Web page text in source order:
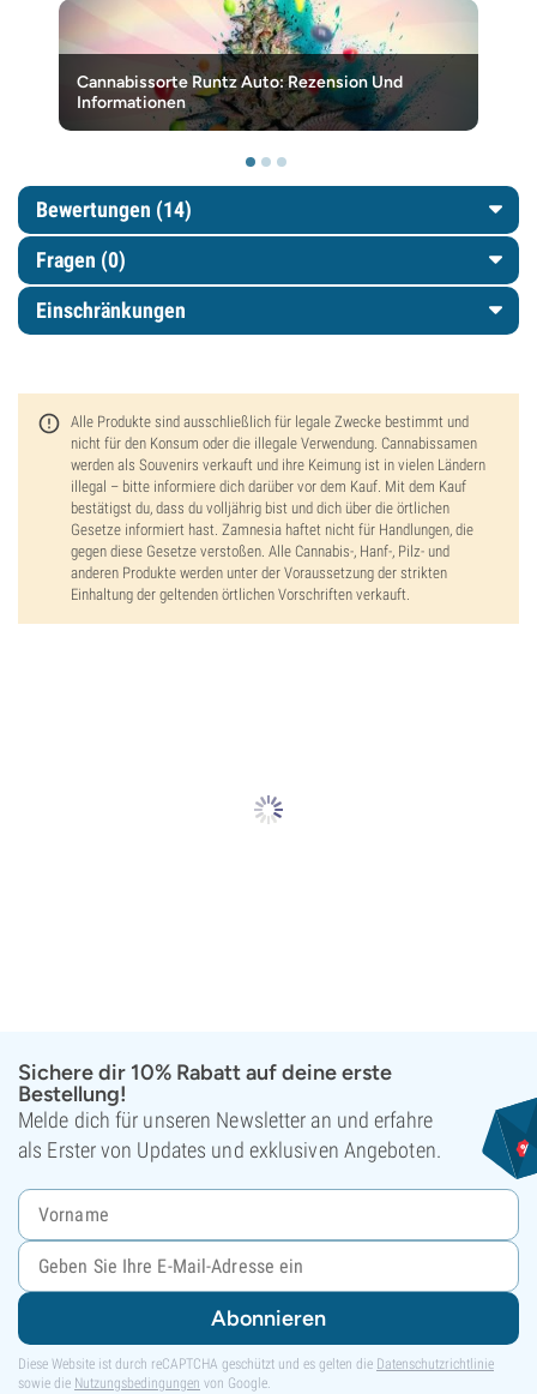
Cannabissorte Runtz Auto: Rezension Und
Informationen
Bewertungen (14)
Fragen (0)
Einschränkungen
Alle Produkte sind ausschließlich für legale Zwecke bestimmt und
nicht für den Konsum oder die illegale Verwendung. Cannabissamen
werden als Souvenirs verkauft und ihre Keimung ist in vielen Ländern
illegal – bitte informiere dich darüber vor dem Kauf. Mit dem Kauf
bestätigst du, dass du volljährig bist und dich über die örtlichen
Gesetze informiert hast. Zamnesia haftet nicht für Handlungen, die
gegen diese Gesetze verstoßen. Alle Cannabis-, Hanf-, Pilz- und
anderen Produkte werden unter der Voraussetzung der strikten
Einhaltung der geltenden örtlichen Vorschriften verkauft.
Sichere dir 10% Rabatt auf deine erste
Bestellung!
Melde dich für unseren Newsletter an und erfahre
als Erster von Updates und exklusiven Angeboten.
Abonnieren
Diese Website ist durch reCAPTCHA geschützt und es gelten die Datenschutzrichtlinie
sowie die Nutzungsbedingungen von Google.